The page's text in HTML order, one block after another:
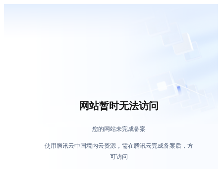
网站暂时无法访问
您的网站未完成备案
使用腾讯云中国境内云资源，需在腾讯云完成备案后，方
可访问